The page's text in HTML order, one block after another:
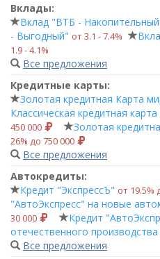
Вклады:
Вклад "ВТБ -
- Выгодный" от 3.1 ‑ 7.4%
1.9 ‑ 4.1%
Все предложения
Кредитные карты:
Золотая кредитная Карта
Классическая кредитная
450 000
Золотая
26% до 750 000
Все предложения
Автокредиты:
Кредит "ЭкспрессЪ" от 19.5%
"АвтоЭкспресс" на новые
30 000
Кредит
отечественного производства
Все предложения